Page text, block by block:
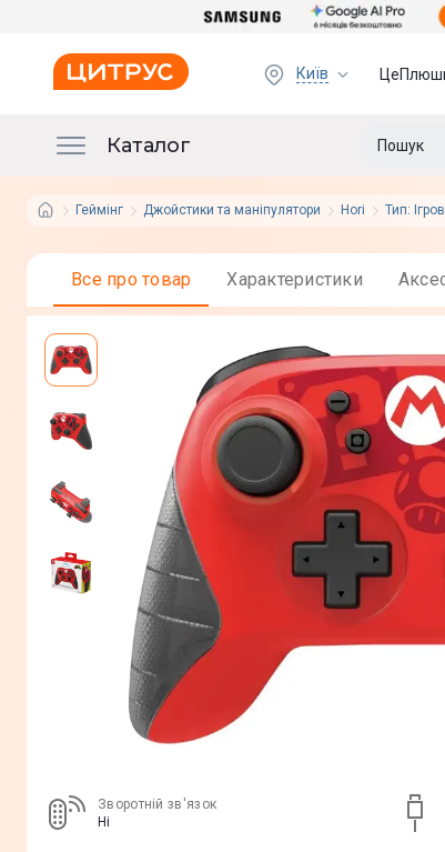
Київ
Каталог
Геймінг Джойстики та маніпулятори Hori Тип:
Все про товар Характеристики
Зворотній зв'язок
Нi